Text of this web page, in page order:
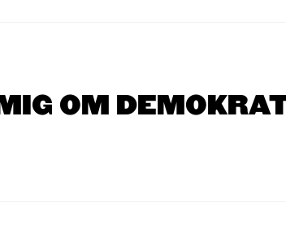
OM